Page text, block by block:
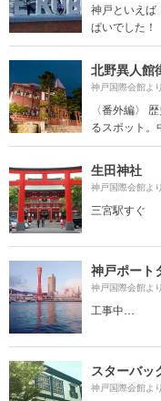
神戸といえば
ぱいでした！
北野異人館
神戸国際会館よ
〈番外編〉
るスポット。
生田神社
神戸国際会館よ
三宮駅すぐ
神戸ポート
神戸国際会館よ
工事中…
神戸国際会館よ